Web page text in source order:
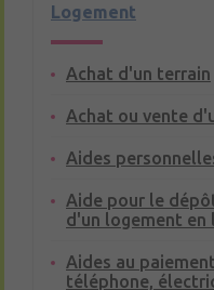
Logement
Achat d'un terrain
Achat ou vente
Aides
Aide pour le
d'un logement en
Aides au
téléphone,